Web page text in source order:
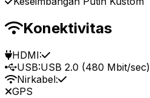
Konektivitas
HDMI:
USB:USB 2.0 (480 Mbit/sec)
Nirkabel:
GPS